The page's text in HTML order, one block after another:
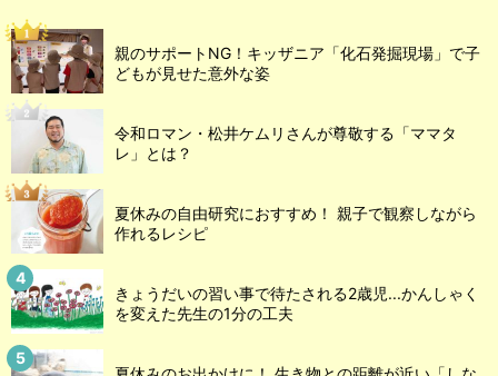
親のサポートNG！キッザニア「化石発掘現場」で子
どもが見せた意外な姿
令和ロマン・松井ケムリさんが尊敬する「ママタ
レ」とは？
夏休みの自由研究におすすめ！ 親子で観察しながら
作れるレシピ
きょうだいの習い事で待たされる2歳児...かんしゃく
を変えた先生の1分の工夫